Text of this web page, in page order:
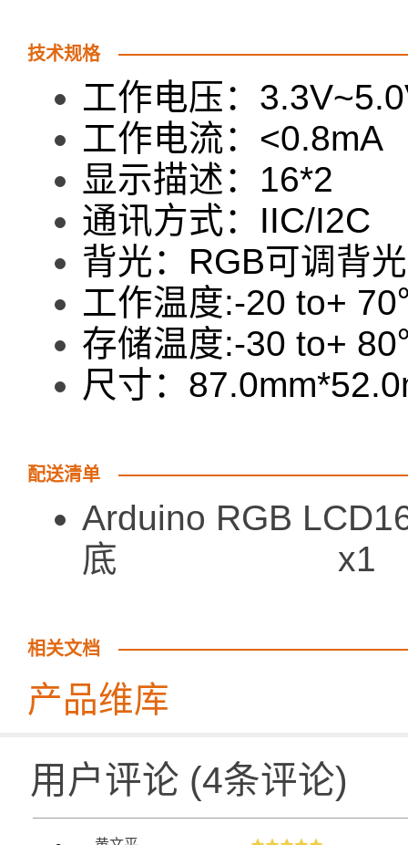
技术规格
工作电压：
工作电流：<0.8mA
显示描述：16*2
通讯方式：IIC/I2C
背光：RGB可调背
工作温度:-20 to+
存储温度:-30 to+
尺寸：
配送清单
Arduino RGB
底 x1
相关文档
产品维库
用户评论 (4条评论)